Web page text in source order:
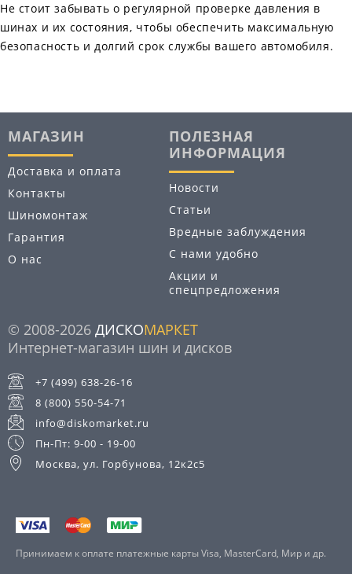
Не стоит забывать о регулярной проверке давления в
шинах и их состояния, чтобы обеспечить максимальную
безопасность и долгий срок службы вашего автомобиля.
МАГАЗИН
Доставка и оплата
Контакты
Шиномонтаж
Гарантия
О нас
ПОЛЕЗНАЯ
ИНФОРМАЦИЯ
Новости
Статьи
Вредные заблуждения
С нами удобно
Акции и
спецпредложения
© 2008-2026 ДИСКОМАРКЕТ
Интернет-магазин шин и дисков
+7 (499) 638-26-16
8 (800) 550-54-71
info@diskomarket.ru
Пн-Пт: 9-00 - 19-00
Москва, ул. Горбунова, 12к2с5
Принимаем к оплате платежные карты Visa, MasterCard, Мир и др.